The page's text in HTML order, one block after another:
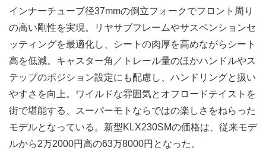
インナーチューブ径37mmの倒立フォークでフロント周り
の高い剛性を実現。リヤサブフレームやサスペンションセ
ッティングを最適化し、シートの肉厚を高めながらシート
高を低減。キャスター角／トレール量のほかハンドルやス
テップのポジション設定にも配慮し、ハンドリングと扱い
やすさを向上。ワイルドな雰囲気とオフロードテイストを
街で堪能する、スーパーモトならではの楽しさをねらった
モデルとなっている。新型KLX230SMの価格は、従来モデ
ルから2万2000円高の63万8000円となった。